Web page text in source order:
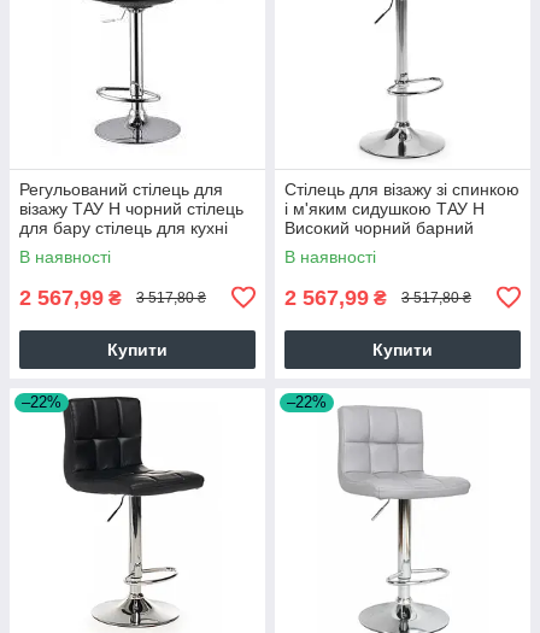
Регульований стілець для
візажу ТАУ Н чорний стілець
для бару стілець для кухні
В наявності
2 567,99 ₴ 3 517,80 ₴
Купити
Стілець для візажу зі спинкою
і м'яким сидушкою ТАУ Н
Високий чорний барний
стілець з підніжкою
В наявності
2 567,99 ₴ 3 517,80 ₴
Купити
–22% –22%